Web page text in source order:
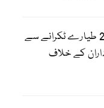
سڈنی ایئرپورٹ پر 2 طیارے ٹکرانے سے
کے خلاف